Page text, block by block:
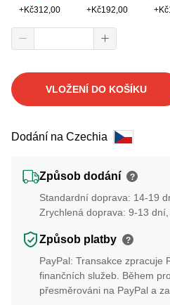
+Kč312,00 +Kč192,00 +Kč
VLOŽENÍ DO KOŠÍKU
Dodání na Czechia
Způsob dodání ?
Standardní doprava: 14-19
Zrychlená doprava: 9-13
Způsob platby ?
PayPal: Transakce zpracuje
finančních služeb. Během
přesměrováni na PayPal a